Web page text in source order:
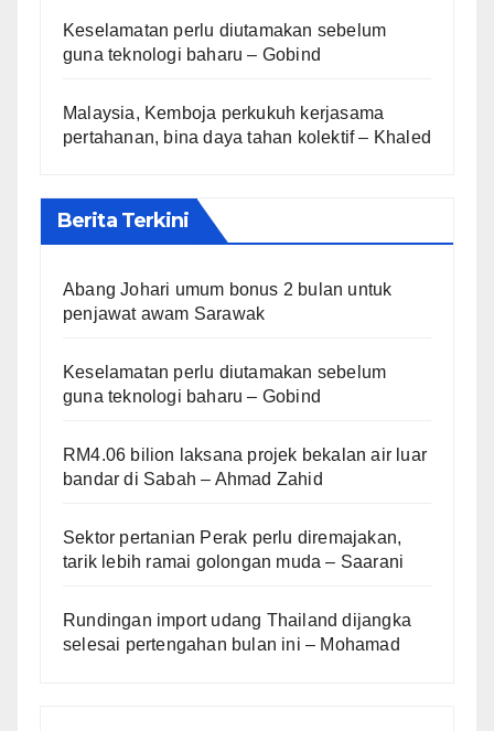
Keselamatan perlu diutamakan sebelum
guna teknologi baharu – Gobind
Malaysia, Kemboja perkukuh kerjasama
pertahanan, bina daya tahan kolektif – Khaled
Berita Terkini
Abang Johari umum bonus 2 bulan untuk
penjawat awam Sarawak
Keselamatan perlu diutamakan sebelum
guna teknologi baharu – Gobind
RM4.06 bilion laksana projek bekalan air luar
bandar di Sabah – Ahmad Zahid
Sektor pertanian Perak perlu diremajakan,
tarik lebih ramai golongan muda – Saarani
Rundingan import udang Thailand dijangka
selesai pertengahan bulan ini – Mohamad